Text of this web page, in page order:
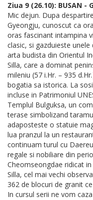
Ziua 9 (26.10): BUSAN -
Mic dejun. Dupa
Gyeongju, cunoscut ca
oras fascinant intampina
clasic, si gazduieste
arta budista din Orientul
Silla, care a dominat
mileniu (57 i.Hr. – 935
bogatia sa istorica. La
incluse in Patrimoniul
Templul Bulguksa, un
terase simbolizand
adaposteste o statuie
lua pranzul la un
continuam turul cu
regale si nobiliare din
Cheomseongdae ridicat
Silla, cel mai vechi
362 de blocuri de granit
In cursul serii ne vom